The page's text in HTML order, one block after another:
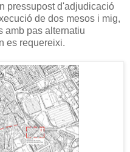
pressupost d'adjudicació
de dos mesos i mig,
amb pas alternatiu
es requereixi.